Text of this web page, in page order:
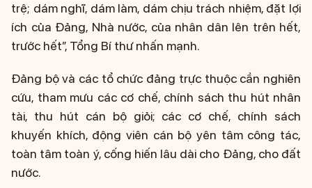
trệ; dám nghĩ, dám làm, dám chịu trách nhiệm, đặt lợi
ích của Đảng, Nhà nước, của nhân dân lên trên hết,
trước hết”, Tổng Bí thư nhấn mạnh.
Đảng bộ và các tổ chức đảng trực thuộc cần nghiên
cứu, tham mưu các cơ chế, chính sách thu hút nhân
tài, thu hút cán bộ giỏi; các cơ chế, chính sách
khuyến khích, động viên cán bộ yên tâm công tác,
toàn tâm toàn ý, cống hiến lâu dài cho Đảng, cho đất
nước.